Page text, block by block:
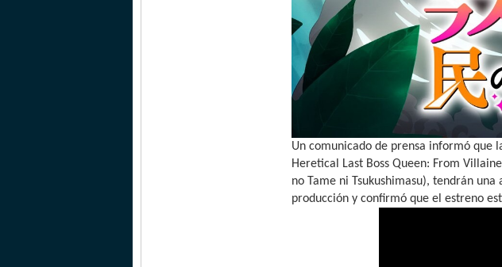
Un comunicado de prensa informó que
Heretical Last Boss Queen: From
no Tame ni Tsukushimasu), tendrán
producción y confirmó que el estreno